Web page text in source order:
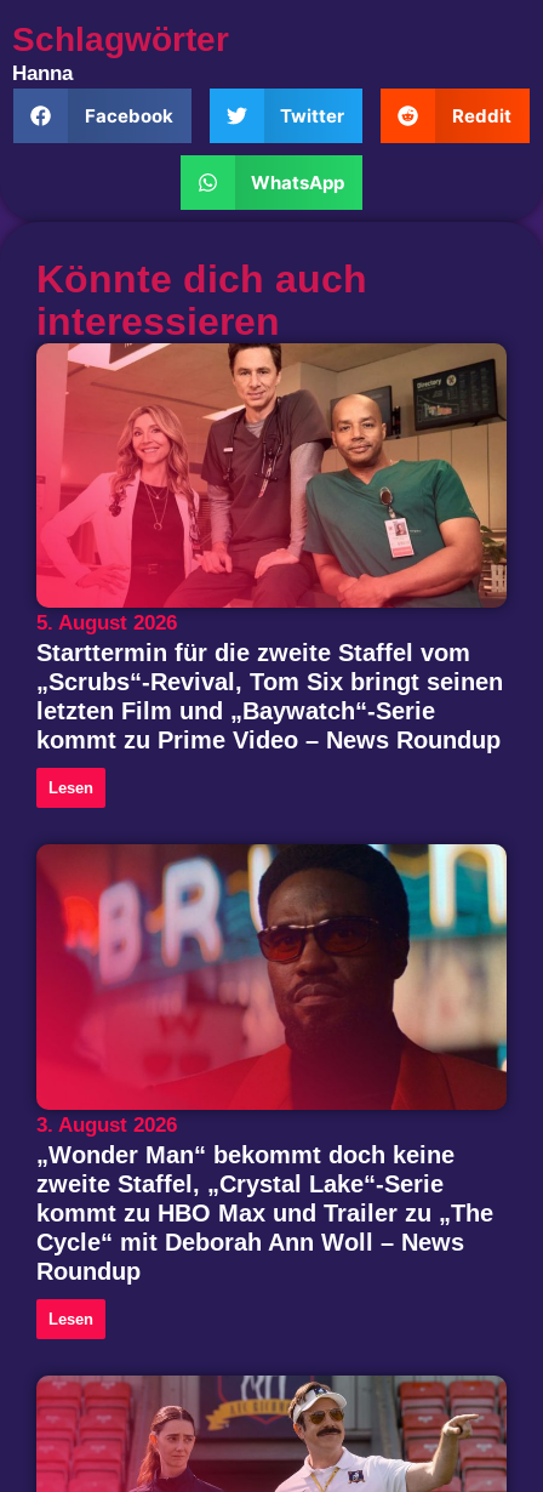
Schlagwörter
Hanna
Facebook
Twitter Reddit
WhatsApp
Könnte dich auch
interessieren
5. August 2026
Starttermin für die zweite Staffel vom
„Scrubs“-Revival, Tom Six bringt seinen
letzten Film und „Baywatch“-Serie
kommt zu Prime Video – News Roundup
Lesen
3. August 2026
„Wonder Man“ bekommt doch keine
zweite Staffel, „Crystal Lake“-Serie
kommt zu HBO Max und Trailer zu „The
Cycle“ mit Deborah Ann Woll – News
Roundup
Lesen